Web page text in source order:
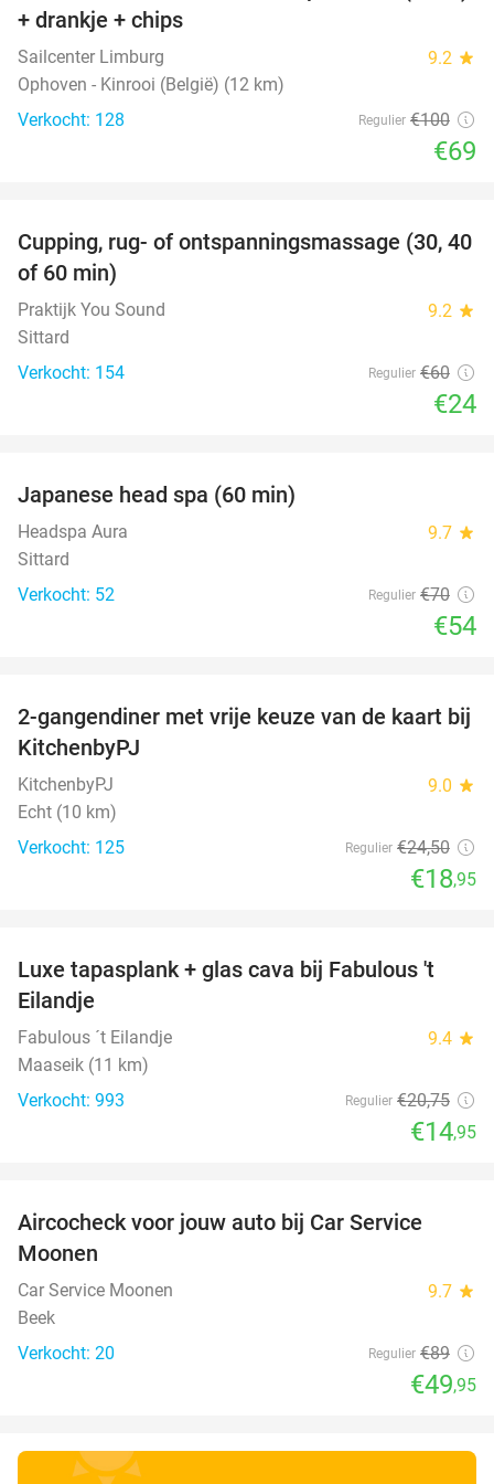
+ drankje + chips
Sailcenter Limburg 9.2 star
Ophoven - Kinrooi (België) (12 km)
Verkocht: 128
Regulier €100
€69
60%
Cupping, rug- of ontspanningsmassage (30, 40
of 60 min)
Praktijk You Sound 9.2 star
Sittard
Verkocht: 154
Regulier €60
€24
Japanese head spa (60 min)
Headspa Aura 9.7 star
Sittard
Verkocht: 52
Regulier €70
€54
23%
2-gangendiner met vrije keuze van de kaart bij
KitchenbyPJ
KitchenbyPJ 9.0 star
Echt (10 km)
Verkocht: 125
Regulier €24,50
€18,95
28%
Luxe tapasplank + glas cava bij Fabulous 't
Eilandje
Fabulous ´t Eilandje 9.4 star
Maaseik (11 km)
Verkocht: 993
Regulier €20,75
€14,95
Aircocheck voor jouw auto bij Car Service
Moonen
Car Service Moonen 9.7 star
Beek
Verkocht: 20
Regulier €89
€49,95